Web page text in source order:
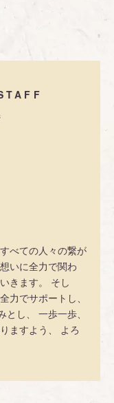
べての人々の繋が
いに全力で関わ
きます。 そし
力でサポートし、
し、 一歩一歩、
ますよう、 よろ